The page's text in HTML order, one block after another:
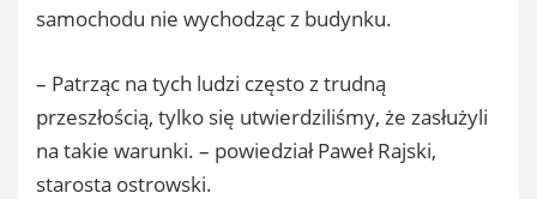
samochodu nie wychodząc z budynku.
– Patrząc na tych ludzi często z trudną
przeszłością, tylko się utwierdziliśmy, że zasłużyli
na takie warunki. – powiedział Paweł Rajski,
starosta ostrowski.